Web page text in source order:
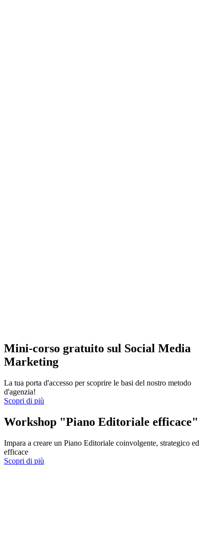
Mini-corso gratuito sul Social Media
Marketing
La tua porta d'accesso per scoprire le basi del nostro metodo
d'agenzia!
Scopri di più
Workshop "Piano Editoriale efficace"
Impara a creare un Piano Editoriale coinvolgente, strategico ed
efficace
Scopri di più